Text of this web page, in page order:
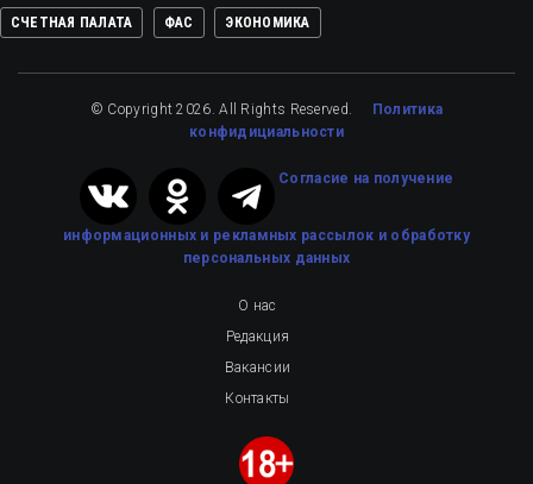
СЧЕТНАЯ ПАЛАТА ФАС ЭКОНОМИКА
© Copyright 2026. All Rights Reserved. Политика
конфидициальности
Cогласие на получение
информационных и рекламных рассылок и обработку
персональных данных
О нас
Редакция
Вакансии
Контакты